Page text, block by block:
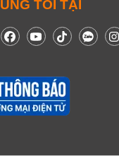
TÔI TẠI